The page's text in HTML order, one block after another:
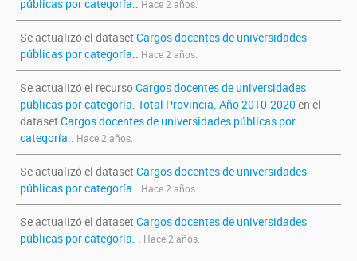
públicas por categoría.. Hace 2 años.
Se actualizó el dataset Cargos docentes de universidades
públicas por categoría.. Hace 2 años.
Se actualizó el recursoCargos docentes de universidades
públicas por categoría. Total Provincia. Año 2010-2020en el
dataset Cargos docentes de universidades públicas por
categoría.. Hace 2 años.
Se actualizó el dataset Cargos docentes de universidades
públicas por categoría.. Hace 2 años.
Se actualizó el dataset Cargos docentes de universidades
públicas por categoría. . Hace 2 años.